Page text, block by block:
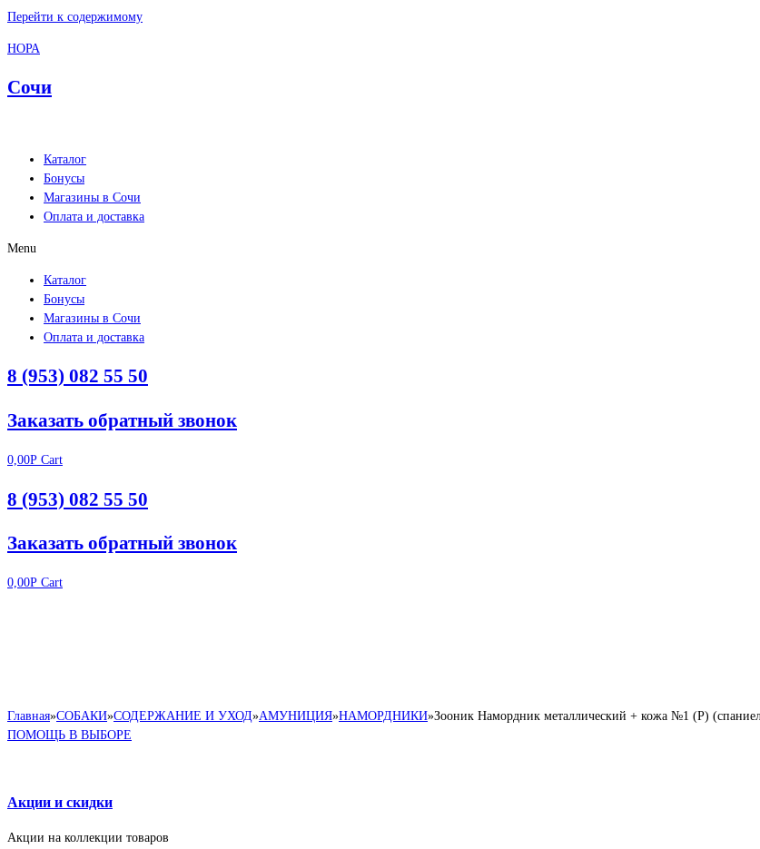
Перейти к содержимому
НОРА
Сочи
Каталог
Бонусы
Магазины в Сочи
Оплата и доставка
Menu
Каталог
Бонусы
Магазины в Сочи
Оплата и доставка
8 (953) 082 55 50
Заказать обратный звонок
0,00Р Cart
8 (953) 082 55 50
Заказать обратный звонок
0,00Р Cart
Главная»СОБАКИ»СОДЕРЖАНИЕ И УХОД»АМУНИЦИЯ»НАМОРДНИКИ»Зооник Намордник металлический + кожа №1 (Р)
ПОМОЩЬ В ВЫБОРЕ
Акции и скидки
Акции на коллекции товаров